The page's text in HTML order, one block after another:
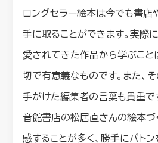
ロングセラー絵本は今でも書店
手に取ることができます。実際
愛されてきた作品から学ぶこと
切で有意義なものです。また、
手がけた編集者の言葉も貴重で
音館書店の松居直さんの絵本づ
感することが多く、勝手にバト